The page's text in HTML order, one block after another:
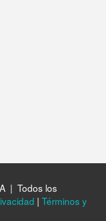
| Todos los
| Términos y